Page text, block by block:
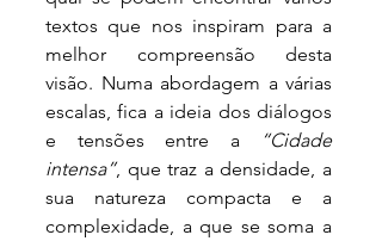
textos que nos inspiram para a
melhor compreensão desta
visão. Numa abordagem a várias
escalas, fica a ideia dos diálogos
e tensões entre a
“Cidade
intensa”, que traz a densidade, a
sua natureza compacta e a